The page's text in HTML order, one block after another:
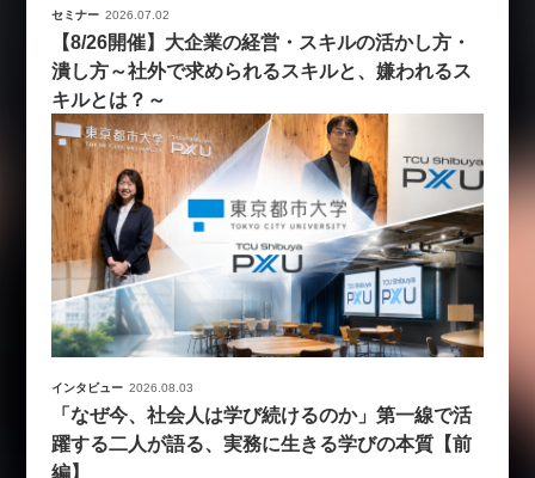
セミナー 2026.07.02
【8/26開催】大企業の経営・スキルの活かし方・
潰し方～社外で求められるスキルと、嫌われるス
キルとは？～
インタビュー 2026.08.03
「なぜ今、社会人は学び続けるのか」第一線で活
躍する二人が語る、実務に生きる学びの本質【前
編】